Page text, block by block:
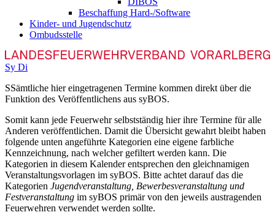
Beschaffung Hard-/Software
Kinder- und Jugendschutz
Ombudsstelle
Sy Di
SSämtliche hier eingetragenen Termine kommen direkt über die
Funktion des Veröffentlichens aus syBOS.
Somit kann jede Feuerwehr selbstständig hier ihre Termine für alle
Anderen veröffentlichen. Damit die Übersicht gewahrt bleibt haben
folgende unten angeführte Kategorien eine eigene farbliche
Kennzeichnung, nach welcher gefiltert werden kann. Die
Kategorien in diesem Kalender entsprechen den gleichnamigen
Veranstaltungsvorlagen im syBOS. Bitte achtet darauf das die
Kategorien Jugendveranstaltung, Bewerbesveranstaltung und
Festveranstaltung im syBOS primär von den jeweils austragenden
Feuerwehren verwendet werden sollte.